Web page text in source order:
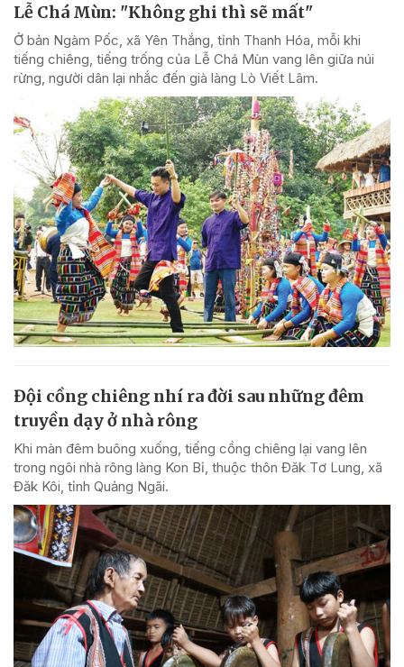
Lễ Chá Mùn: "Không ghi thì sẽ mất"
Ở bản Ngàm Pốc, xã Yên Thắng, tỉnh Thanh Hóa, mỗi khi
tiếng chiêng, tiếng trống của Lễ Chá Mùn vang lên giữa núi
rừng, người dân lại nhắc đến già làng Lò Viết Lâm.
Đội cồng chiêng nhí ra đời sau những đêm
truyền dạy ở nhà rông
Khi màn đêm buông xuống, tiếng cồng chiêng lại vang lên
trong ngôi nhà rông làng Kon Bỉ, thuộc thôn Đăk Tơ Lung, xã
Đăk Kôi, tỉnh Quảng Ngãi.